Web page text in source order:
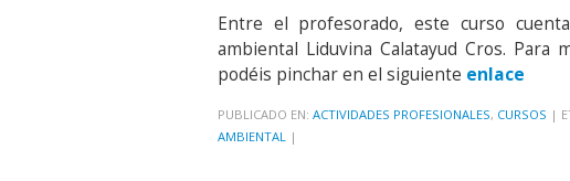
Entre el profesorado, este curso
ambiental Liduvina Calatayud Cros.
podéis pinchar en el siguiente enlace
PUBLICADO EN: ACTIVIDADES PROFESIONALES, CURSOS |
AMBIENTAL
|